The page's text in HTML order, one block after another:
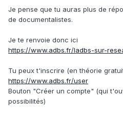
Je pense que tu auras plus de
de documentalistes.
Je te renvoie donc ici
https://www.adbs.fr/ladbs-sur-
Tu peux t'inscrire (en théorie
https://www.adbs.fr/user
Bouton "Créer un compte" (qui
possibilités)